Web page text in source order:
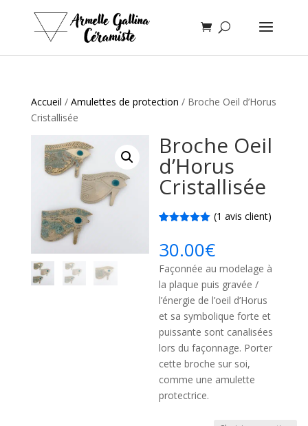
Accueil / Amulettes de protection / Broche Oeil d’Horus
Cristallisée
Broche Oeil
d’Horus
Cristallisée
basé sur
client
(1 avis client)
30.00€
Façonnée au modelage à
la plaque puis gravée /
l’énergie de l’oeil d’Horus
et sa symbolique forte et
puissante sont canalisées
lors du façonnage. Porter
cette broche sur soi,
comme une amulette
protectrice.